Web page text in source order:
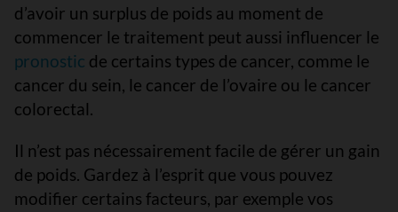
d’avoir un surplus de poids au moment de
commencer le traitement peut aussi influencer le
pronostic de certains types de cancer, comme le
cancer du sein, le cancer de l’ovaire ou le cancer
colorectal.
Il n’est pas nécessairement facile de gérer un gain
de poids. Gardez à l’esprit que vous pouvez
modifier certains facteurs, par exemple vos